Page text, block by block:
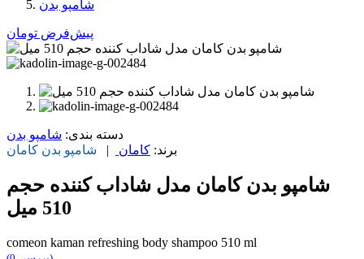
شامپو بدن
پیش‌فرض تومان
دسته بندی: شامپو بدن
برند: کامان | شامپو بدن کامان
شامپو بدن کامان مدل شاداب کننده حجم
510 میل
comeon kaman refreshing body shampoo 510 ml